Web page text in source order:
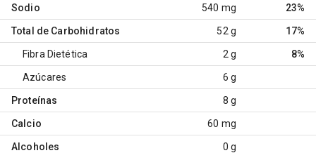
Sodio 540 mg 23%
Total de Carbohidratos 52 g 17%
Fibra Dietética 2 g 8%
Azúcares 6 g
Proteínas 8 g
Calcio 60 mg
Alcoholes 0 g